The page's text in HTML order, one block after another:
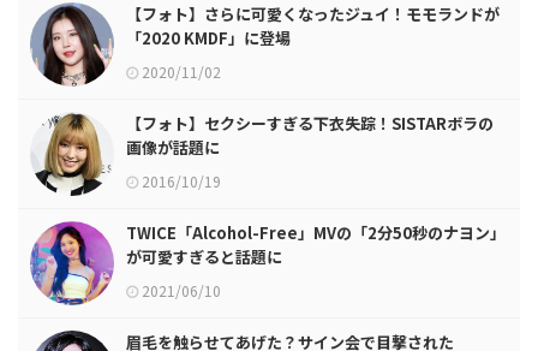
【フォト】さらに可愛くなったジュイ！モモランドが
「2020 KMDF」に登場
2020/11/02
【フォト】セクシーすぎる下衣失踪！SISTARボラの
画像が話題に
2016/10/19
TWICE「Alcohol-Free」MVの「2分50秒のナヨン」
が可愛すぎると話題に
2021/06/10
眉毛を触らせてあげた？サイン会で目撃された